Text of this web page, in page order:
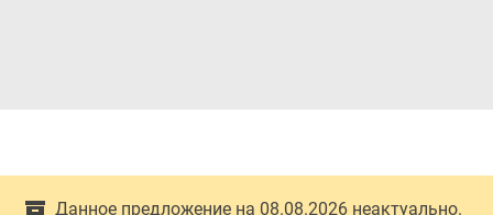
Данное предложение на 08.08.2026 неактуально.